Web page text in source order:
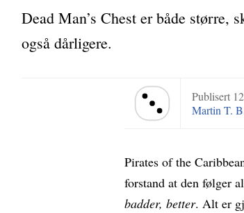
Dead Man’s Chest er både større,
også dårligere.
Terningkast 3Publisert
Martin T.
Pirates of the
forstand at den følger
badder, better. Alt er